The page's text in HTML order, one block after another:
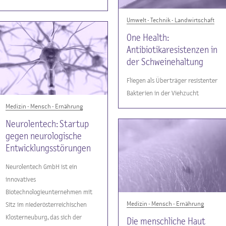
Umwelt - Technik - Landwirtschaft
One Health:
Antibiotikaresistenzen in
der Schweinehaltung
Fliegen als Überträger resistenter
Bakterien in der Viehzucht
Medizin - Mensch - Ernährung
Neurolentech: Startup
gegen neurologische
Entwicklungsstörungen
Neurolentech GmbH ist ein
innovatives
Biotechnologieunternehmen mit
Sitz im niederösterreichischen
Klosterneuburg, das sich der
Medizin - Mensch - Ernährung
Die menschliche Haut